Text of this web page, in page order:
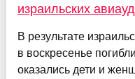
израильских
В результате
в воскресенье
оказались дети и